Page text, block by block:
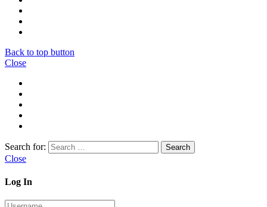
Back to top button
Close
Search for:
Close
Log In